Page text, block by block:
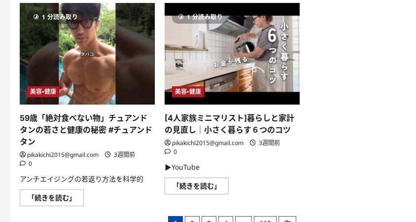
容】
つ
い
て
さ
ら
に
読
む
べ
物
5
選
#
健
康
#
雑
予
防
医
療
医
療
#
#
体
腎
#
機
ロ
は
こ
っ
ち
を
選
び
#shorts
に
つ
い
さ
ら
に
に
つ
い
て
さ
ら
読
む
1 分読み取り
美容・健康
59歳「絶対食べない物」チュアンド
タンの若さと健康の秘密 #チュアンド
タン
pikakichi2015@gmail.com
3週間前
0
アンチエイジングの若返り方法を科学的
「続きを読む」
歳
1 分読み取り
美容・健康
[4人家族ミニマリスト]暮らしと家計
の見直し｜小さく暮らす６つのコツ
pikakichi2015@gmail.com
3週間前
0
▶︎YouTube
「続きを読む」
人
ニ